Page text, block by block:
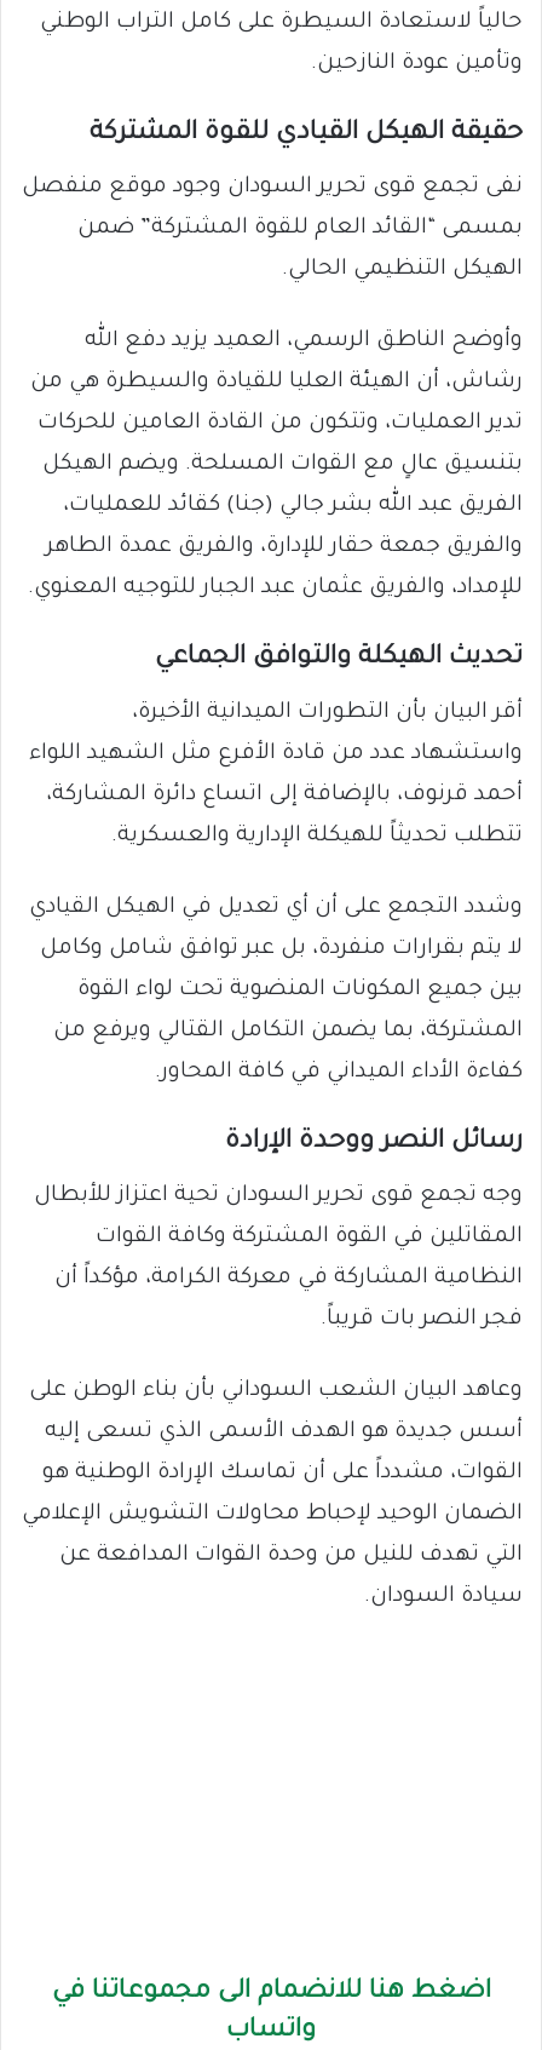
حالياً لاستعادة السيطرة على كامل التراب الوطني
وتأمين عودة النازحين.
​حقيقة الهيكل القيادي للقوة المشتركة
​نفى تجمع قوى تحرير السودان وجود موقع منفصل
بمسمى “القائد العام للقوة المشتركة” ضمن
الهيكل التنظيمي الحالي.
وأوضح الناطق الرسمي، العميد يزيد دفع الله
رشاش، أن الهيئة العليا للقيادة والسيطرة هي من
تدير العمليات، وتتكون من القادة العامين للحركات
بتنسيق عالٍ مع القوات المسلحة. ويضم الهيكل
الفريق عبد الله بشر جالي (جنا) كقائد للعمليات،
والفريق جمعة حقار للإدارة، والفريق عمدة الطاهر
للإمداد، والفريق عثمان عبد الجبار للتوجيه المعنوي.
​تحديث الهيكلة والتوافق الجماعي
​أقر البيان بأن التطورات الميدانية الأخيرة،
واستشهاد عدد من قادة الأفرع مثل الشهيد اللواء
أحمد قرنوف، بالإضافة إلى اتساع دائرة المشاركة،
تتطلب تحديثاً للهيكلة الإدارية والعسكرية.
وشدد التجمع على أن أي تعديل في الهيكل القيادي
لا يتم بقرارات منفردة، بل عبر توافق شامل وكامل
بين جميع المكونات المنضوية تحت لواء القوة
المشتركة، بما يضمن التكامل القتالي ويرفع من
كفاءة الأداء الميداني في كافة المحاور.
​رسائل النصر ووحدة الإرادة
​وجه تجمع قوى تحرير السودان تحية اعتزاز للأبطال
المقاتلين في القوة المشتركة وكافة القوات
النظامية المشاركة في معركة الكرامة، مؤكداً أن
فجر النصر بات قريباً.
وعاهد البيان الشعب السوداني بأن بناء الوطن على
أسس جديدة هو الهدف الأسمى الذي تسعى إليه
القوات، مشدداً على أن تماسك الإرادة الوطنية هو
الضمان الوحيد لإحباط محاولات التشويش الإعلامي
التي تهدف للنيل من وحدة القوات المدافعة عن
سيادة السودان.
اضغط هنا للانضمام الى مجموعاتنا في
واتساب